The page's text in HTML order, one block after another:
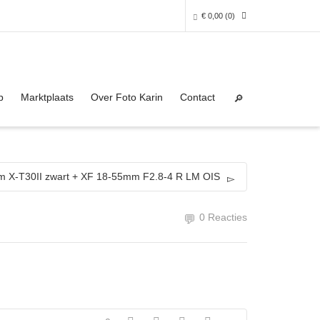
€ 0,00 (0)
NAAR DE SHOP
Marktplaats Over Foto Karin Contact
X-T30II zwart + XF 18-55mm F2.8-4 R LM OIS
0 Reacties